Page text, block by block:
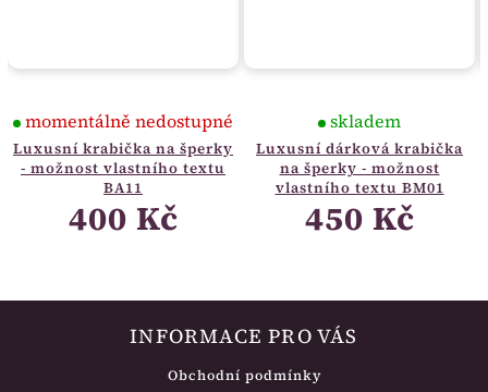
Luxusní krabička na šperky
- možnost vlastního textu
BA11
momentálně nedostupné
400 Kč
Luxusní dárková krabička
na šperky - možnost
vlastního textu BM01
skladem
450 Kč
INFORMACE PRO VÁS
Obchodní podmínky